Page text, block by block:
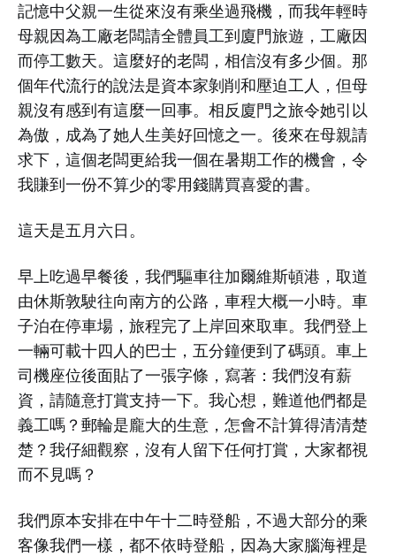
記憶中父親一生從來沒有乘坐過飛機，而我年輕時
母親因為工廠老闆請全體員工到廈門旅遊，工廠因
而停工數天。這麼好的老闆，相信沒有多少個。那
個年代流行的說法是資本家剝削和壓迫工人，但母
親沒有感到有這麼一回事。相反廈門之旅令她引以
為傲，成為了她人生美好回憶之一。後來在母親請
求下，這個老闆更給我一個在暑期工作的機會，令
我賺到一份不算少的零用錢購買喜愛的書。
這天是五月六日。
早上吃過早餐後，我們驅車往加爾維斯頓港，取道
由休斯敦駛往向南方的公路，車程大概一小時。車
子泊在停車場，旅程完了上岸回來取車。我們登上
一輛可載十四人的巴士，五分鐘便到了碼頭。車上
司機座位後面貼了一張字條，寫著：我們沒有薪
資，請隨意打賞支持一下。我心想，難道他們都是
義工嗎？郵輪是龐大的生意，怎會不計算得清清楚
楚？我仔細觀察，沒有人留下任何打賞，大家都視
而不見嗎？
我們原本安排在中午十二時登船，不過大部分的乘
客像我們一樣，都不依時登船，因為大家腦海裡是